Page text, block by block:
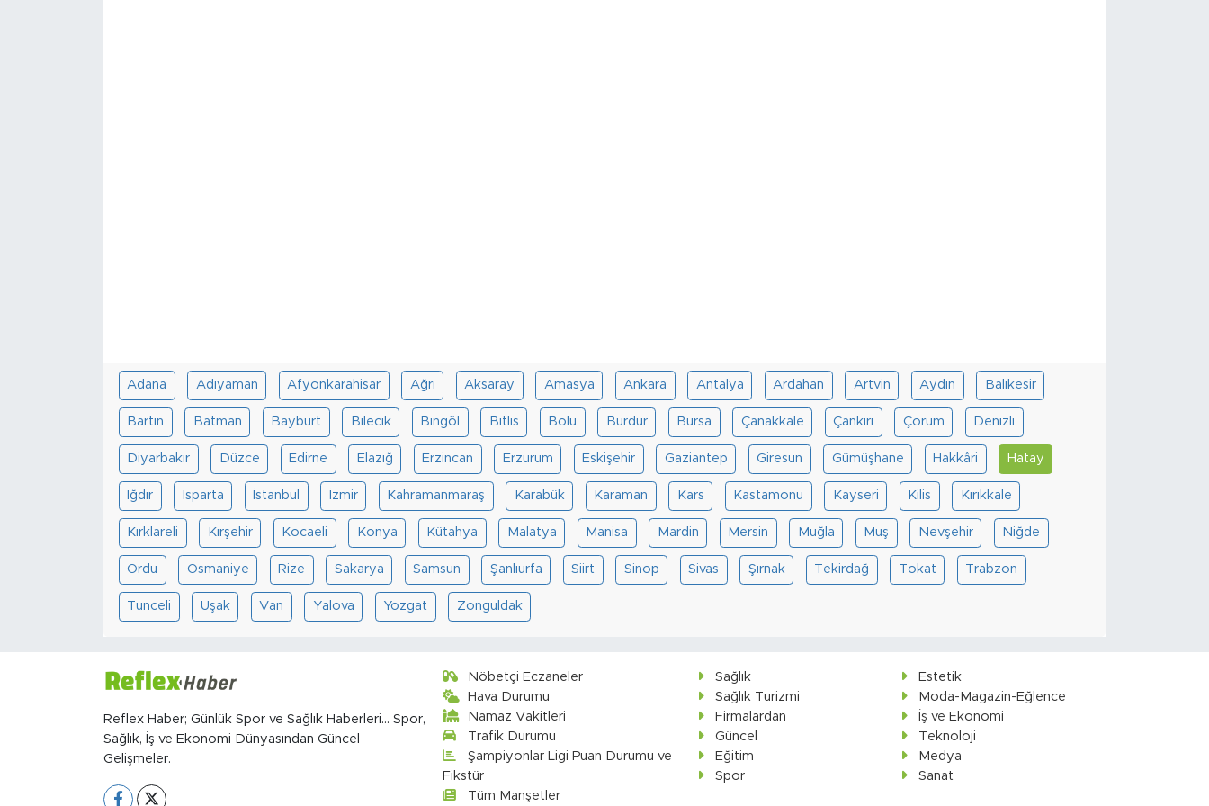
Adana Adıyaman Afyonkarahisar Ağrı Aksaray Amasya Ankara Antalya Ardahan Artvin Aydın Balıkesir
Bartın Batman Bayburt Bilecik Bingöl Bitlis Bolu Burdur Bursa Çanakkale Çankırı Çorum Denizli
Diyarbakır Düzce Edirne Elazığ Erzincan Erzurum Eskişehir Gaziantep Giresun Gümüşhane Hakkâri Hatay
Iğdır Isparta İstanbul İzmir Kahramanmaraş Karabük Karaman Kars Kastamonu Kayseri Kilis Kırıkkale
Kırklareli Kırşehir Kocaeli Konya Kütahya Malatya Manisa Mardin Mersin Muğla Muş Nevşehir Niğde
Ordu Osmaniye Rize Sakarya Samsun Şanlıurfa Siirt Sinop Sivas Şırnak Tekirdağ Tokat Trabzon
Tunceli Uşak Van Yalova Yozgat Zonguldak
Reflex Haber; Günlük Spor ve Sağlık Haberleri... Spor,
Sağlık, İş ve Ekonomi Dünyasından Güncel
Gelişmeler.
Nöbetçi Eczaneler
Hava Durumu
Namaz Vakitleri
Trafik Durumu
Şampiyonlar Ligi Puan Durumu ve
Fikstür
Tüm Manşetler
Sağlık
Estetik
Sağlık Turizmi
Moda-Magazin-Eğlence
Firmalardan
İş ve Ekonomi
Güncel
Teknoloji
Eğitim
Medya
Spor
Sanat